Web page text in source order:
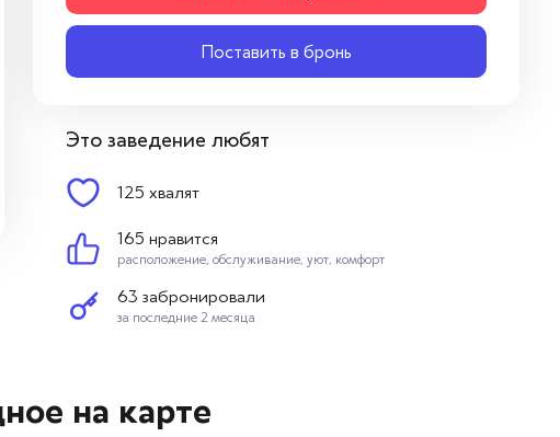
Поставить в бронь
Это заведение любят
125 хвалят
165 нравится
расположение, обслуживание, уют, комфорт
63 забронировали
за последние 2 месяца
на карте